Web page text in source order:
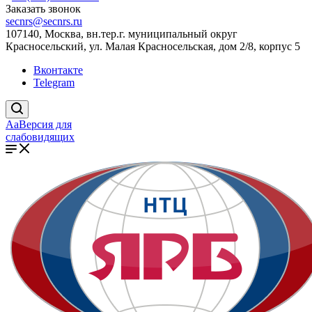
Заказать звонок
secnrs@secnrs.ru
107140, Москва, вн.тер.г. муниципальный округ
Красносельский, ул. Малая Красносельская, дом 2/8, корпус 5
Вконтакте
Telegram
AaВерсия для
слабовидящих